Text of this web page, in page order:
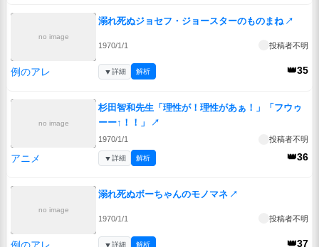
no image
溺れ死ぬジョセフ・ジョースターのものまね ↗
1970/1/1 投稿者不明
例のアレ 👑35
▼詳細 解析
no image
杉田智和先生「理性が！理性があぁ！」「フウゥ
ーー↑！！」
↗
1970/1/1 投稿者不明
アニメ 👑36
▼詳細 解析
no image
溺れ死ぬボーちゃんのモノマネ ↗
1970/1/1 投稿者不明
👑37
▼詳細 解析